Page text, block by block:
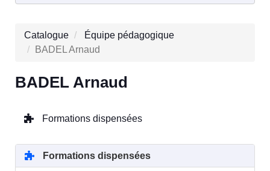
Catalogue
Équipe pédagogique
BADEL Arnaud
BADEL Arnaud
Formations dispensées
Formations dispensées